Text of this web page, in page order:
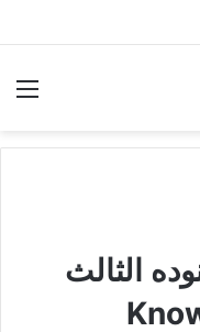
الثالث
2007